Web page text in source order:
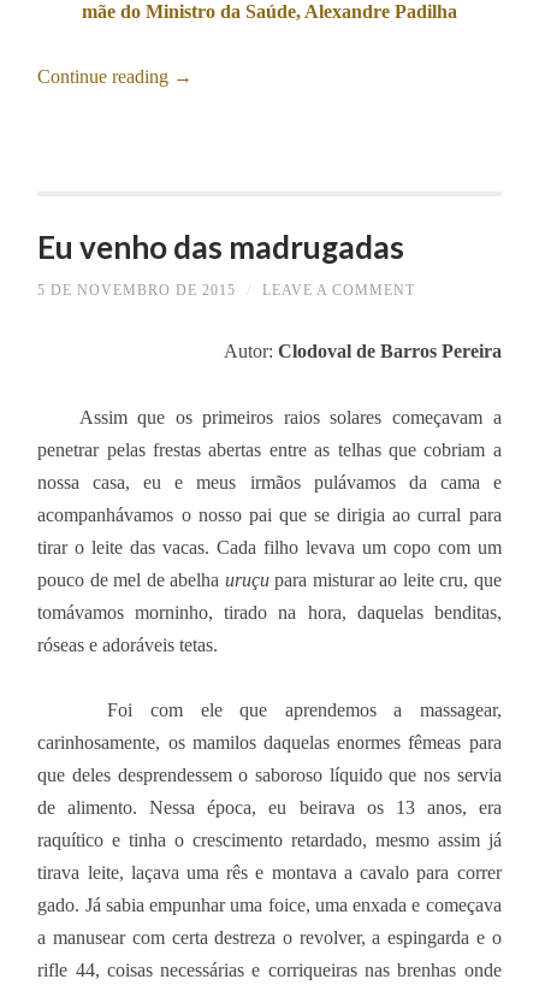
mãe do Ministro da Saúde, Alexandre Padilha
Continue reading →
Eu venho das madrugadas
5 DE NOVEMBRO DE 2015 LEAVE A COMMENT
Autor: Clodoval de Barros Pereira
Assim que os primeiros raios solares começavam a
penetrar pelas frestas abertas entre as telhas que cobriam a
nossa casa, eu e meus irmãos pulávamos da cama e
acompanhávamos o nosso pai que se dirigia ao curral para
tirar o leite das vacas. Cada filho levava um copo com um
pouco de mel de abelha uruçupara misturar ao leite cru, que
tomávamos morninho, tirado na hora, daquelas benditas,
róseas e adoráveis tetas.
Foi com ele que aprendemos a massagear,
carinhosamente, os mamilos daquelas enormes fêmeas para
que deles desprendessem o saboroso líquido que nos servia
de alimento. Nessa época, eu beirava os 13 anos, era
raquítico e tinha o crescimento retardado, mesmo assim já
tirava leite, laçava uma rês e montava a cavalo para correr
gado. Já sabia empunhar uma foice, uma enxada e começava
a manusear com certa destreza o revolver, a espingarda e o
rifle 44, coisas necessárias e corriqueiras nas brenhas onde